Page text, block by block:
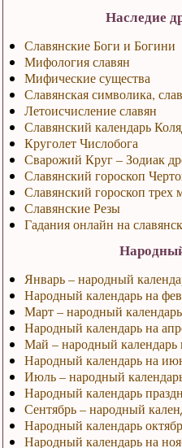
Наследие
Славянские Боги и Богини
Мифология славян
Мифические существа
Славянская символика,
Летоисчисление славян
Славянский календарь
Круголет Числобога
Сварожий Круг – Зодиак
Славянский гороскоп
Славянский гороскоп трех
Славянские Резы
Гадания онлайн на
Январь – народный
Народный календарь на
Март – народный календарь
Народный календарь на
Май – народный календарь
Народный календарь на
Июль – народный
Народный календарь
Сентябрь – народный
Народный календарь
Народный календарь на